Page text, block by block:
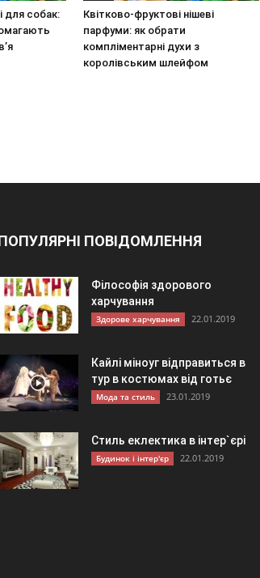
для собак:
Квітково-фруктові нішеві
парфуми: як обрати
компліментарні духи з
королівським шлейфом
ПОВІДОМЛЕННЯ
Філософія здорового
харчування
Здорове харчування 22.01.2019
Кайлі міноуг відправиться в
тур в костюмах від готьє
Мода та стиль 23.01.2019
Стиль еклектика в інтер`єрі
Будинок і інтер'єр 22.01.2019